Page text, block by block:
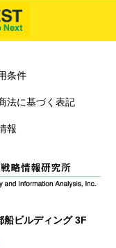
条件
法に基づく表記
報
船ビルディング 3F